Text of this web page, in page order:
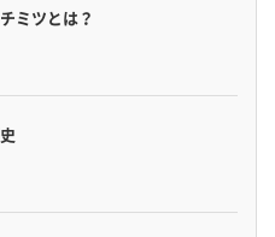
ミツとは？